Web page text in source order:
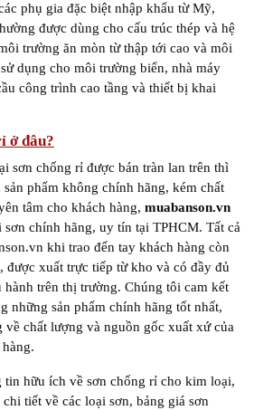
phụ gia đặc biệt nhập khẩu từ Mỹ,
được dùng cho cấu trúc thép và hệ
trường ăn mòn từ thập tới cao và môi
dụng cho môi trường biển, nhà máy
công trình cao tầng và thiết bị khai
ở đâu?
sơn chống rỉ được bán tràn lan trên thì
phẩm không chính hãng, kém chất
tâm cho khách hàng, muabanson.vn
chính hãng, uy tín tại TPHCM. Tất cả
khi trao đến tay khách hàng còn
được xuất trực tiếp từ kho và có đầy đủ
trên thị trường. Chúng tôi cam kết
những sản phẩm chính hãng tốt nhất,
về chất lượng và nguồn gốc xuất xứ của
tin hữu ích về sơn chống rỉ cho kim loại,
tiết về các loại sơn, bảng giá sơn